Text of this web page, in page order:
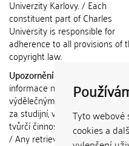
Tyto
cookies a
Univerzity Karlovy. / Each
constituent part of Charles
University is responsible for
adherence to all provisions of
copyright law.
Upozornění / Notice:
informace nemohou být
výdělečným účelům nebo
za studijní, vědeckou nebo
tvůrčí činnost jiné osoby než
/ Any retrieved information